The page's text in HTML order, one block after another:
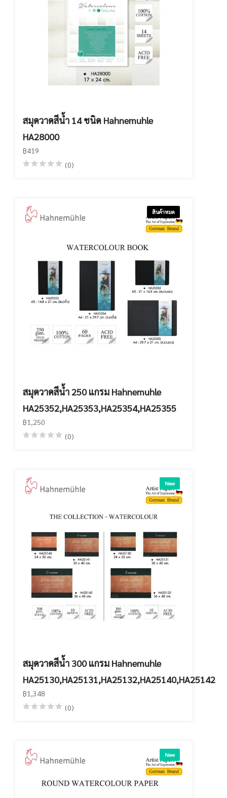
สมุดวาดสีน้ำ 14 ชนิด Hahnemuhle
HA28000
฿419
(0)
สินค้าหมด
สมุดวาดสีน้ำ 250 แกรม Hahnemuhle
HA25352,HA25353,HA25354,HA25355
฿1,250
(0)
New
สมุดวาดสีน้ำ 300 แกรม Hahnemuhle
HA25130,HA25131,HA25132,HA25140,HA25142
฿1,348
(0)
New